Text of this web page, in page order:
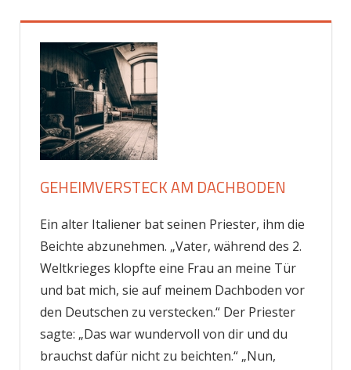
springen
GEHEIMVERSTECK AM DACHBODEN
Ein alter Italiener bat seinen Priester, ihm die
Beichte abzunehmen. „Vater, während des 2.
Weltkrieges klopfte eine Frau an meine Tür
und bat mich, sie auf meinem Dachboden vor
den Deutschen zu verstecken.“ Der Priester
sagte: „Das war wundervoll von dir und du
brauchst dafür nicht zu beichten.“ „Nun,